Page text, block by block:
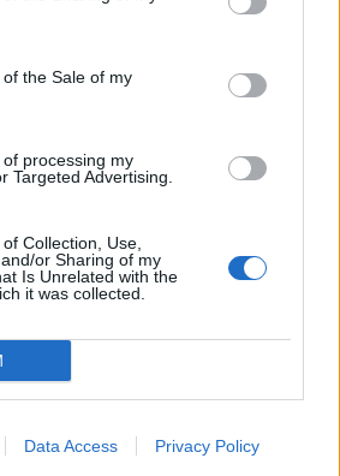
the Sale of my
processing my
Targeted Advertising.
Collection, Use,
or Sharing of my
Is Unrelated with the
it was collected.
Data Access Privacy Policy